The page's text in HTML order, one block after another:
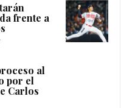
frente a
al
por el
Carlos